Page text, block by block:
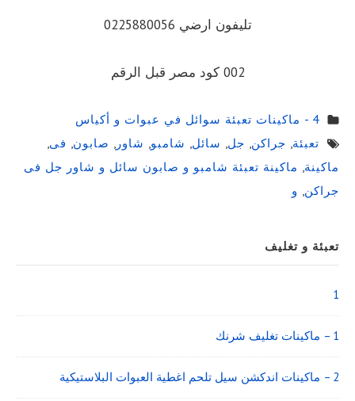
تليفون ارضي 0225880056
002 كود مصر قبل الرقم
4 - ماكينات تعبئة سوائل في عبوات و أكياس
تعبئة, جراكن, جل, سائل, شامبو, شاور , صابون, فى,
ماكينة, ماكينة تعبئة شامبو و صابون سائل و شاور جل فى
جراكن, و
Sidebar
Widget
Area
تعبئة و تغليف
1
1 – ماكينات تغليف شرنك
2 – ماكينات اندكشن سيل تلحم اغطية العبوات البلاستيكية